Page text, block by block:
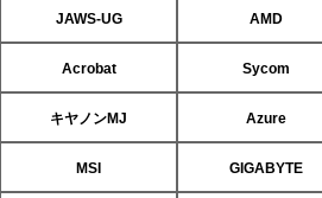
JAWS-UG AMD
Acrobat Sycom
キヤノンMJ Azure
MSI GIGABYTE